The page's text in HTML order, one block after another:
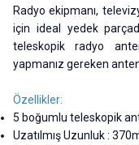
Radyo ekipmanı,
için ideal yedek
teleskopik radyo
yapmanız gereken
Özellikler:
5 boğumlu teleskopik
Uzatılmış Uzunluk :